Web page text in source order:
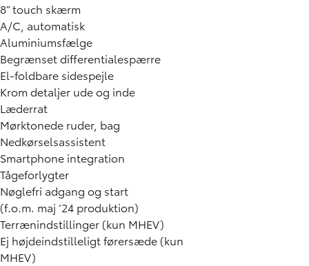
8” touch skærm
A/C, automatisk
Aluminiumsfælge
Begrænset differentialespærre
El-foldbare sidespejle
Krom detaljer ude og inde
Læderrat
Mørktonede ruder, bag
Nedkørselsassistent
Smartphone integration
Tågeforlygter
Nøglefri adgang og start
(f.o.m. maj ‘24 produktion)
Terrænindstillinger (kun MHEV)
Ej højdeindstilleligt førersæde (kun
MHEV)